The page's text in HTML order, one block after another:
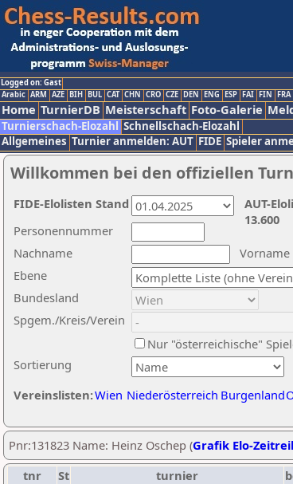
Logged on: Gast
Arabic ARM AZE BIH BUL CAT CHN CRO CZE DEN ENG ESP FAI FIN FRA
Home TurnierDB Meisterschaft Foto-Galerie
Turnierschach-Elozahl Schnellschach-Elozahl
Allgemeines Turnier anmelden: AUT FIDE Spieler
Willkommen bei den offiziellen
Nachname
Vorname
Ebene
Sortierung
Personennummer
Bundesland
Spgem./Kreis/Verein
Nur "österreichische"
Vereinslisten:Wien Niederösterreich Burgenland
AUT-
13.600
FIDE-Elolisten Stand
Pnr:131823 Name: Heinz Oschep (Grafik Elo-
tnr
St turnier